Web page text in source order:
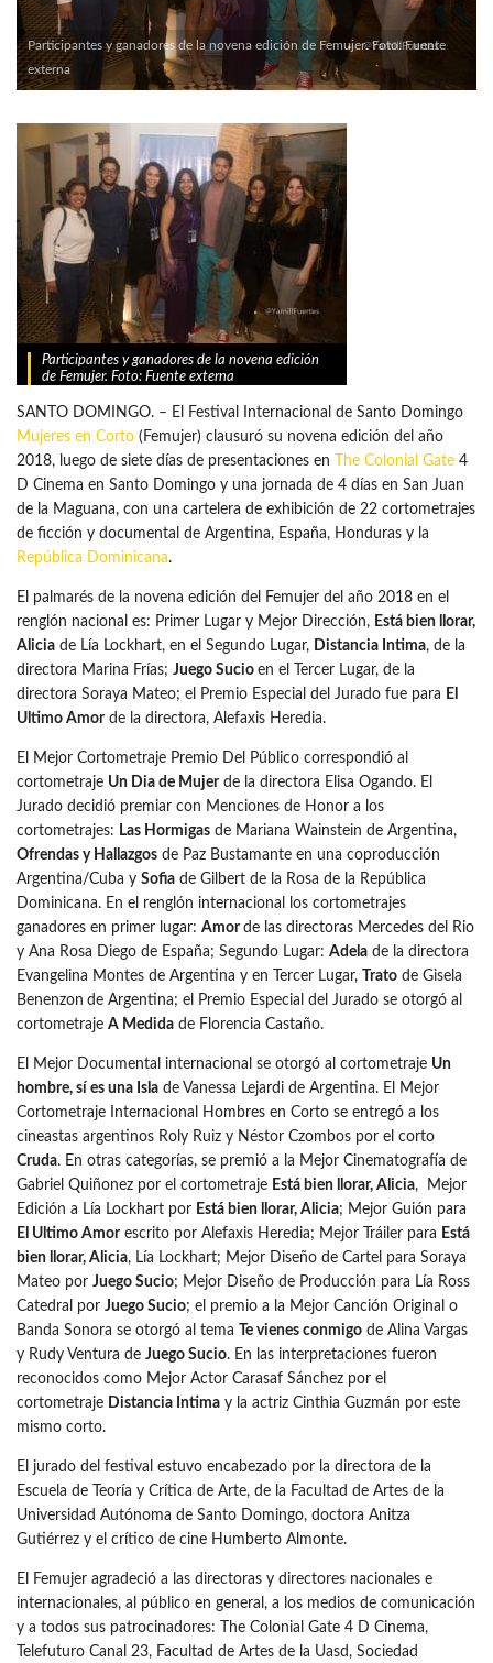
Participantes y ganadores de la novena edición de Femujer. Foto: Fuente
externa
Participantes y ganadores de la novena edición
de Femujer. Foto: Fuente externa
SANTO DOMINGO. – El Festival Internacional de Santo Domingo
Mujeres en Corto (Femujer) clausuró su novena edición del año
2018, luego de siete días de presentaciones en
The Colonial Gate 4
D Cinema en Santo Domingo y una jornada de 4 días en San Juan
de la Maguana, con una cartelera de exhibición de 22 cortometrajes
de ficción y documental de Argentina, España, Honduras y la
República Dominicana.
El palmarés de la novena edición del Femujer del año 2018 en el
renglón nacional es: Primer Lugar y Mejor Dirección, Está bien llorar,
Alicia de Lía Lockhart, en el Segundo Lugar, Distancia Intima, de la
directora Marina Frías; Juego Sucio en el Tercer Lugar, de la
directora Soraya Mateo; el Premio Especial del Jurado fue para El
Ultimo Amorde la directora, Alefaxis Heredia.
El Mejor Cortometraje Premio Del Público correspondió al
cortometraje Un Dia de Mujerde la directora Elisa Ogando. El
Jurado decidió premiar con Menciones de Honor a los
cortometrajes: Las Hormigas de Mariana Wainstein de Argentina,
Ofrendas y Hallazgos de Paz Bustamante en una coproducción
Argentina/Cuba y Sofia de Gilbert de la Rosa de la República
Dominicana. En el renglón internacional los cortometrajes
ganadores en primer lugar: Amorde las directoras Mercedes del Rio
y Ana Rosa Diego de España; Segundo Lugar: Adela de la directora
Evangelina Montes de Argentina y en Tercer Lugar,
Trato de Gisela
Benenzon de Argentina; el Premio Especial del Jurado se otorgó al
cortometraje A Medida de Florencia Castaño.
El Mejor Documental internacional se otorgó al cortometraje Un
hombre, sí es una Isla de Vanessa Lejardi de Argentina. El Mejor
Cortometraje Internacional Hombres en Corto se entregó a los
cineastas argentinos Roly Ruiz y Néstor Czombos por el corto
Cruda. En otras categorías, se premió a la Mejor Cinematografía de
Gabriel Quiñonez por el cortometraje Está bien llorar, Alicia, Mejor
Edición a Lía Lockhart por Está bien llorar, Alicia; Mejor Guión para
El Ultimo Amorescrito por Alefaxis Heredia; Mejor Tráiler para Está
bien llorar, Alicia, Lía Lockhart; Mejor Diseño de Cartel para Soraya
Mateo por Juego Sucio; Mejor Diseño de Producción para Lía Ross
Catedral por Juego Sucio; el premio a la Mejor Canción Original o
Banda Sonora se otorgó al tema
Te vienes conmigo de Alina Vargas
y Rudy Ventura de Juego Sucio. En las interpretaciones fueron
reconocidos como Mejor Actor Carasaf Sánchez por el
cortometraje Distancia Intima y la actriz Cinthia Guzmán por este
mismo corto.
El jurado del festival estuvo encabezado por la directora de la
Escuela de Teoría y Crítica de Arte, de la Facultad de Artes de la
Universidad Autónoma de Santo Domingo, doctora Anitza
Gutiérrez y el crítico de cine Humberto Almonte.
El Femujer agradeció a las directoras y directores nacionales e
internacionales, al público en general, a los medios de comunicación
y a todos sus patrocinadores: The Colonial Gate 4 D Cinema,
Telefuturo Canal 23, Facultad de Artes de la Uasd, Sociedad